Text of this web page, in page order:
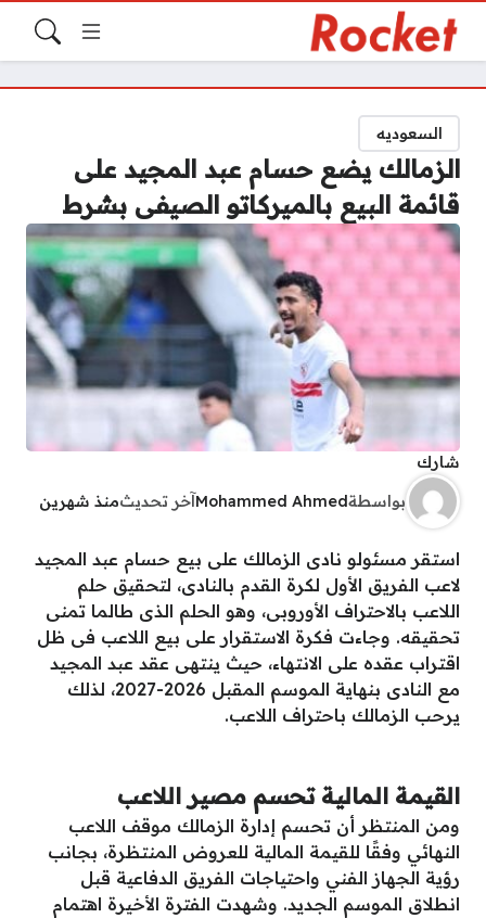
السعوديه
الزمالك يضع حسام عبد المجيد على
قائمة البيع بالميركاتو الصيفى بشرط
شارك
بواسطةMohammed Ahmedآخر تحديثمنذ شهرين
استقر مسئولو نادى الزمالك على بيع حسام عبد المجيد
لاعب الفريق الأول لكرة القدم بالنادى، لتحقيق حلم
اللاعب بالاحتراف الأوروبى، وهو الحلم الذى طالما تمنى
تحقيقه. وجاءت فكرة الاستقرار على بيع اللاعب فى ظل
اقتراب عقده على الانتهاء، حيث ينتهى عقد عبد المجيد
مع النادى بنهاية الموسم المقبل 2026-2027، لذلك
يرحب الزمالك باحتراف اللاعب.
القيمة المالية تحسم مصير اللاعب
ومن المنتظر أن تحسم إدارة الزمالك موقف اللاعب
النهائي وفقًا للقيمة المالية للعروض المنتظرة، بجانب
رؤية الجهاز الفني واحتياجات الفريق الدفاعية قبل
انطلاق الموسم الجديد. وشهدت الفترة الأخيرة اهتمام